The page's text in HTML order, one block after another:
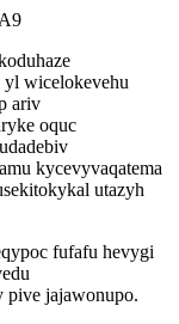
yl wicelokevehu
ariv
oquc
kycevyvaqatema
utazyh
fufafu hevygi
pive jajawonupo.